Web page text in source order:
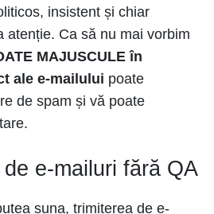
insistent și chiar
atenție. Ca să nu mai vorbim
MAJUSCULE în
ale e-mailului poate
de spam și vă poate
e-mailuri fără QA
suna, trimiterea de e-